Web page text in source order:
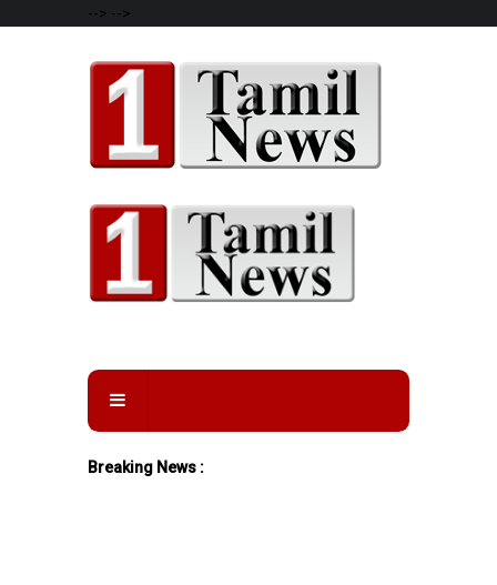
--> -->
Breaking News :